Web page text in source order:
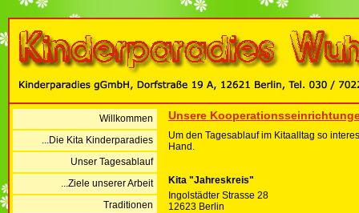
Willkommen
...Die Kita Kinderparadies
Unser Tagesablauf
...Ziele unserer Arbeit
Traditionen
Unsere
Um den Tagesablauf im Kitaalltag so
Hand.
Kita "Jahreskreis"
Ingolstädter Strasse 28
12623 Berlin